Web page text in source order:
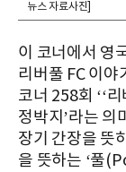
뉴스 자료사진]
이 코너에서 영
리버풀 FC 이야
코너 258회 ‘‘
정박지’라는 의
장기 간장을 뜻
을 뜻하는 ‘풀